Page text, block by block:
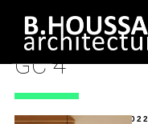
GC 4
1 JUILLET 2022